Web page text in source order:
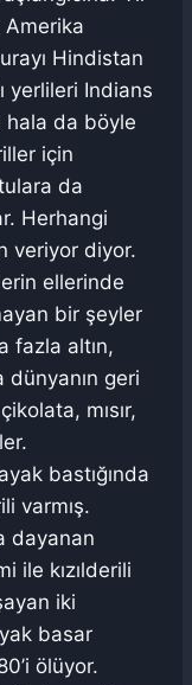
Hindistan
yerlileri Indians
hala da böyle
için
da
Herhangi
veriyor diyor.
ellerinde
bir şeyler
fazla altın,
dünyanın geri
mısır,
bastığında
varmış.
dayanan
ile kızılderili
iki
basar
ölüyor.